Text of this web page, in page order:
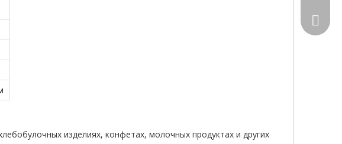
изделиях, конфетах, молочных продуктах и ​​других